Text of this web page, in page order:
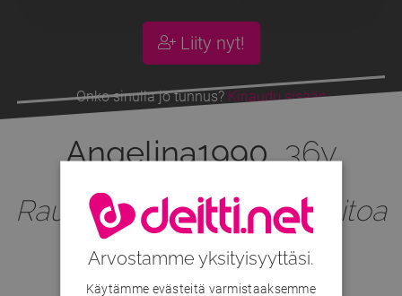
Liity nyt!
Onko sinulla jo tunnus? Kirjaudu sisään
Angelina1990, 36v
Rauhallinen nainen etsii aitoa
suhdetta
Arvostamme yksityisyyttäsi.
Käytämme evästeitä varmistaaksemme